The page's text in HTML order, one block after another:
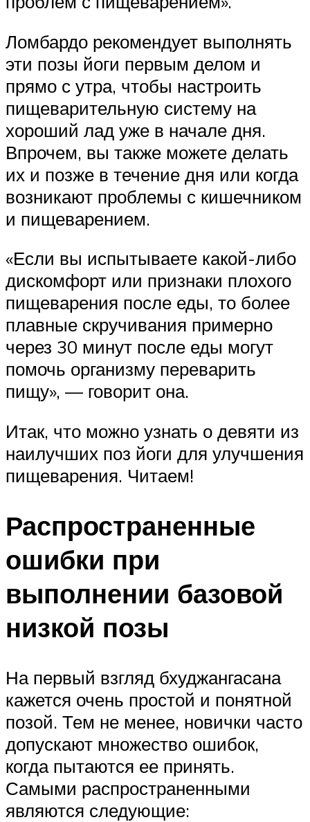
Ломбардо рекомендует выполнять
эти позы йоги первым делом и
прямо с утра, чтобы настроить
пищеварительную систему на
хороший лад уже в начале дня.
Впрочем, вы также можете делать
их и позже в течение дня или когда
возникают проблемы с кишечником
и пищеварением.
«Если вы испытываете какой-либо
дискомфорт или признаки плохого
пищеварения после еды, то более
плавные скручивания примерно
через 30 минут после еды могут
помочь организму переварить
пищу», — говорит она.
Итак, что можно узнать о девяти из
наилучших поз йоги для улучшения
пищеварения. Читаем!
Распространенные
ошибки при
выполнении базовой
низкой позы
На первый взгляд бхуджангасана
кажется очень простой и понятной
позой. Тем не менее, новички часто
допускают множество ошибок,
когда пытаются ее принять.
Самыми распространенными
являются следующие: